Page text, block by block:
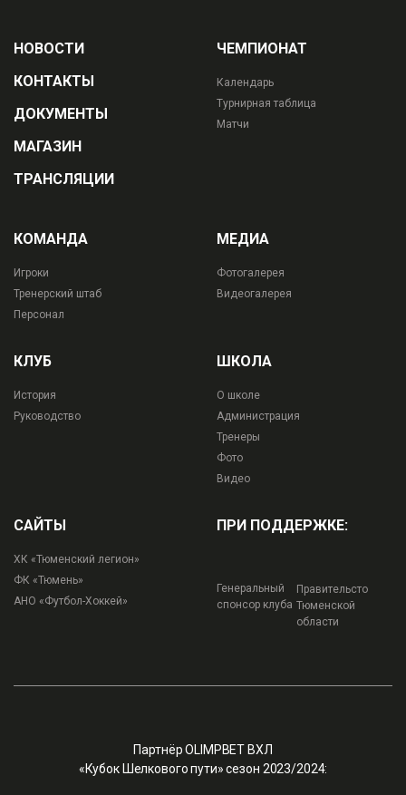
НОВОСТИ
КОНТАКТЫ
ДОКУМЕНТЫ
МАГАЗИН
ТРАНСЛЯЦИИ
ЧЕМПИОНАТ
Календарь
Турнирная таблица
Матчи
КОМАНДА
Игроки
Тренерский штаб
Персонал
МЕДИА
Фотогалерея
Видеогалерея
КЛУБ
История
Руководство
ШКОЛА
О школе
Администрация
Тренеры
Фото
Видео
САЙТЫ
ХК «Тюменский легион»
ФК «Тюмень»
АНО «Футбол-Хоккей»
ПРИ ПОДДЕРЖКЕ:
Генеральный
спонсор клуба
Правительсто
Тюменской
области
Партнёр OLIMPBET ВХЛ
«Кубок Шелкового пути» сезон 2023/2024: